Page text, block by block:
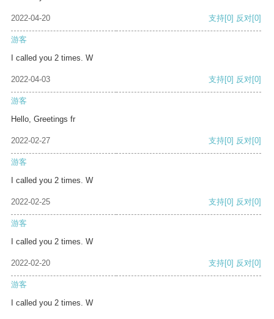
2022-04-20 支持[0] 反对[0]
游客
I called you 2 times. W
2022-04-03 支持[0] 反对[0]
游客
Hello, Greetings fr
2022-02-27 支持[0] 反对[0]
游客
I called you 2 times. W
2022-02-25 支持[0] 反对[0]
游客
I called you 2 times. W
2022-02-20 支持[0] 反对[0]
游客
I called you 2 times. W